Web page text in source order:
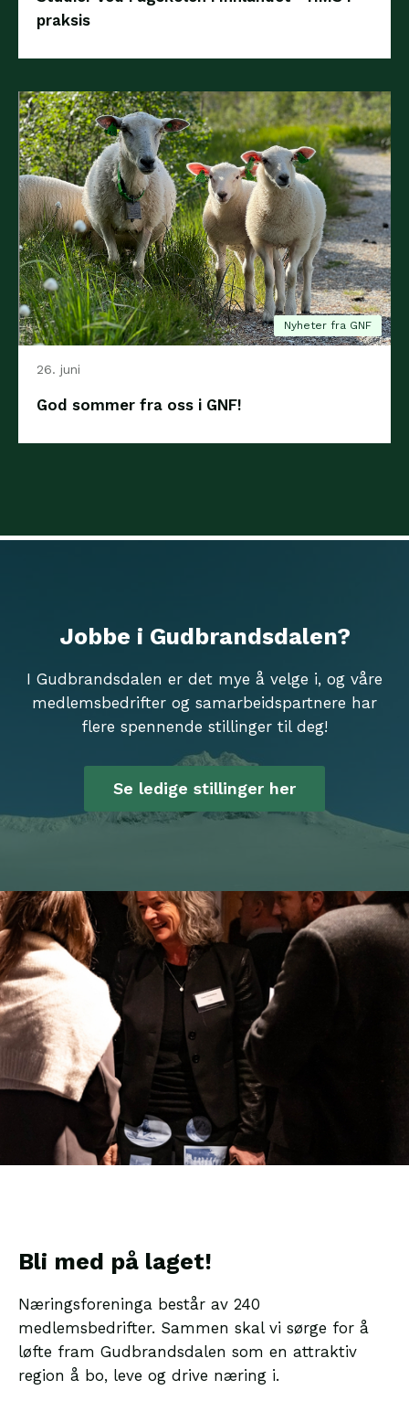
praksis
Nyheter fra GNF
26. juni
God sommer fra oss i GNF!
Jobbe i Gudbrandsdalen?
I Gudbrandsdalen er det mye å velge i, og våre
medlemsbedrifter og samarbeidspartnere har
flere spennende stillinger til deg!
Se ledige stillinger her
Bli med på laget!
Næringsforeninga består av 240
medlemsbedrifter. Sammen skal vi sørge for å
løfte fram Gudbrandsdalen som en attraktiv
region å bo, leve og drive næring i.